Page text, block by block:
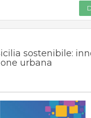
sostenibile:
urbana